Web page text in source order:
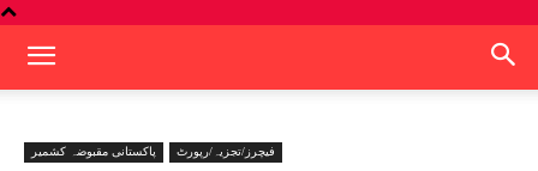
پاکستانی مقبوضہ کشمیر فیچرز/تجزیہ/رپورٹ